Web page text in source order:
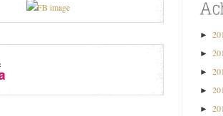
►
►
►
►
►